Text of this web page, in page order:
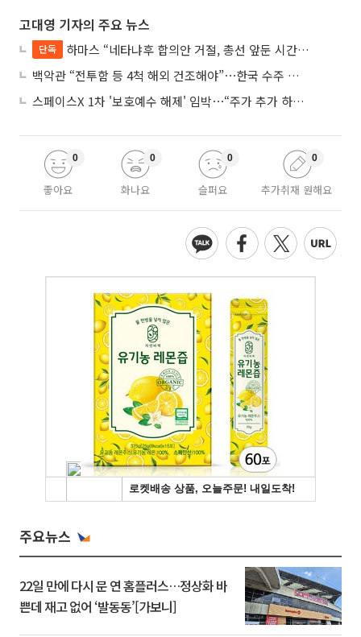
고대영 기자의 주요 뉴스
단독
하마스 “네타냐후 합의안 거절, 총선 앞둔 시간 끌기”
백악관 “전투함 등 4척 해외 건조해야”⋯한국 수주 기대
스페이스X 1차 '보호예수 해제' 임박⋯“주가 추가 하락 가능성”
좋아요
0
화나요
0
슬퍼요
0
추가취재 원해요
0
주요뉴스
22일 만에 다시 문 연 홈플러스…정상화 바
쁜데 재고 없어 ‘발동동’[가보니]